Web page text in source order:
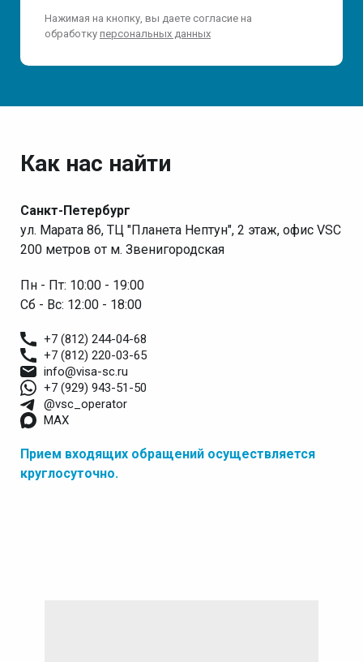
Нажимая на кнопку, вы даете согласие на
обработку персональных данных
Как нас найти
Санкт-Петербург
ул. Марата 86, ТЦ "Планета Нептун", 2 этаж, офис VSC
200 метров от м. Звенигородская
Пн - Пт: 10:00 - 19:00
Сб - Вс: 12:00 - 18:00
+7 (812) 244-04-68
+7 (812) 220-03-65
info@visa-sc.ru
+7 (929) 943-51-50
@vsc_operator
MAX
Прием входящих обращений осуществляется
круглосуточно.